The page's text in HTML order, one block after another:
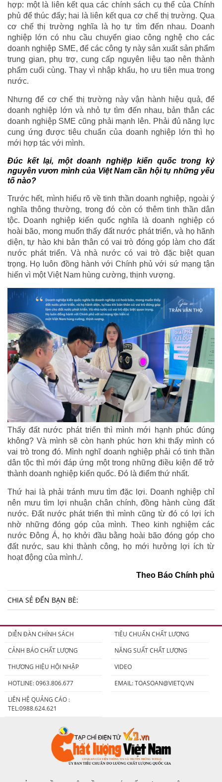
hợp: một là liên kết qua các chính sách cụ thể của Chính
phủ để thúc đẩy; hai là liên kết qua cơ chế thị trường. Qua
cơ chế thị trường nghĩa là họ tự tìm đến nhau. Doanh
nghiệp lớn có nhu cầu chuyển giao công nghệ cho các
doanh nghiệp SME, để các công ty này sản xuất sản phẩm
trung gian, phụ trợ, cung cấp nguyên liệu tạo nên thành
phẩm cuối cùng. Thay vì nhập khẩu, họ ưu tiên mua trong
nước.
Nhưng để cơ chế thị trường này vận hành hiệu quả, để
doanh nghiệp lớn và nhỏ tự tìm đến nhau, bản thân các
doanh nghiệp SME cũng phải mạnh lên. Phải đủ năng lực
cung ứng được tiêu chuẩn của doanh nghiệp lớn thì họ
mới hợp tác với mình.
Đúc kết lại, một doanh nghiệp kiến quốc trong kỷ
nguyên vươn mình của Việt Nam cần hội tụ những yếu
tố nào?
Trước hết, mình hiểu rõ về tinh thần doanh nghiệp, ngoài ý
nghĩa thông thường, trong đó còn có thêm tinh thần dân
tộc. Doanh nghiệp kiến quốc nghĩa là doanh nghiệp có
hoài bão, mong muốn thấy đất nước phát triển, và họ hãnh
diện, tự hào khi bản thân có vai trò đóng góp làm cho đất
nước phát triển. Và nhà nước có vai trò đặc biệt quan
trọng. Họ luôn đồng hành với Chính phủ với sứ mạng tận
hiến vì một Việt Nam hùng cường, thịnh vượng.
Thấy đất nước phát triển thì mình mới hạnh phúc đúng
không? Và mình sẽ còn hạnh phúc hơn khi thấy mình có
vai trò trong đó. Mình nghĩ doanh nghiệp phải có tinh thần
dân tộc thì mới đáp ứng một trong những điều kiện để trở
thành doanh nghiệp kiến quốc. Đó là điểm thứ nhất.
Thứ hai là phải tránh mưu tìm đặc lợi. Doanh nghiệp chỉ
nên mưu tìm lợi nhuận chân chính, đồng hành cùng đất
nước. Đất nước phát triển thì mình cũng từ đó có lợi ích
nhờ những đóng góp của mình. Theo kinh nghiệm các
nước Đông Á, họ khởi đầu bằng hoài bão đóng góp cho
đất nước, sau khi thành công, họ mới hưởng lợi ích từ
hoạt động của mình./.
Theo Báo Chính phủ
CHIA SẺ ĐẾN BẠN BÈ:
DIỄN ĐÀN CHÍNH SÁCH
TIÊU CHUẨN CHẤT LƯỢNG
CẢNH BÁO CHẤT LƯỢNG
NĂNG SUẤT CHẤT LƯỢNG
THƯƠNG HIỆU HỘI NHẬP
VIDEO
HOTLINE: 0963.806.677
EMAIL:TOASOAN@VIETQ.VN
LIÊN HỆ QUẢNG CÁO :
TEL:0988.624.621